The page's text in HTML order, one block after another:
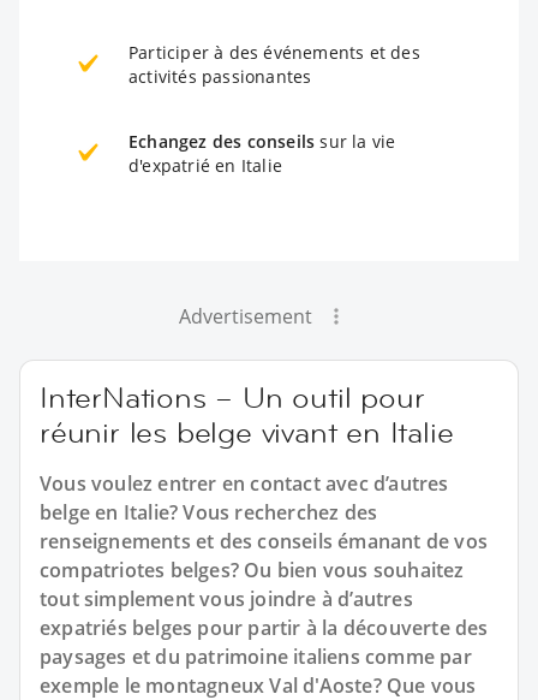
Participer à des événements et des
activités passionantes
Echangez des conseils sur la vie
d'expatrié en Italie
Advertisement
InterNations – Un outil pour
réunir les belge vivant en Italie
Vous voulez entrer en contact avec d’autres
belge en Italie? Vous recherchez des
renseignements et des conseils émanant de vos
compatriotes belges? Ou bien vous souhaitez
tout simplement vous joindre à d’autres
expatriés belges pour partir à la découverte des
paysages et du patrimoine italiens comme par
exemple le montagneux Val d'Aoste? Que vous